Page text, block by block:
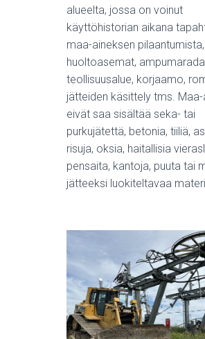
alueelta, jossa on voinut
käyttöhistorian aikana
maa-aineksen
huoltoasemat,
teollisuusalue, korjaamo,
jätteiden käsittely tms.
eivät saa sisältää seka- tai
purkujätettä, betonia, tiiliä,
risuja, oksia, haitallisia
pensaita, kantoja, puuta tai
jätteeksi luokiteltavaa